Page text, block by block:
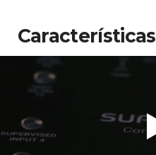
Características